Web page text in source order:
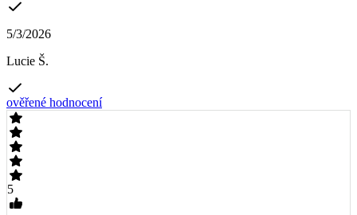
5/3/2026
Lucie Š.
ověřené hodnocení
5